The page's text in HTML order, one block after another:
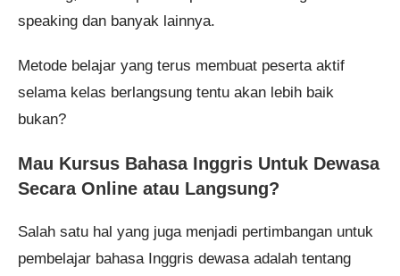
speaking dan banyak lainnya.
Metode belajar yang terus membuat peserta aktif
selama kelas berlangsung tentu akan lebih baik
bukan?
Mau Kursus Bahasa Inggris Untuk Dewasa
Secara Online atau Langsung?
Salah satu hal yang juga menjadi pertimbangan untuk
pembelajar bahasa Inggris dewasa adalah tentang